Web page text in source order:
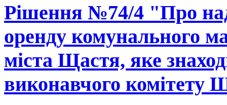
Рішення №74/4 "Про
оренду комунального
міста Щастя, яке
виконавчого комітету